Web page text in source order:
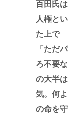
百田氏
人権と
た上で
「ただ
ろ不要
の大半
気。何
の命を